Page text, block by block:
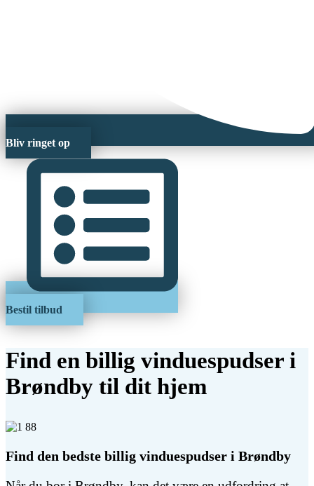
Bliv ringet op
Bestil tilbud
Find en billig vinduespudser i
Brøndby til dit hjem
Find den bedste billig vinduespudser i Brøndby